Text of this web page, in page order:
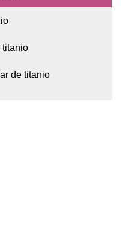
titanio
de titanio